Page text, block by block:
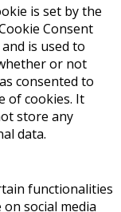
is set by the
Consent
is used to
or not
consented to
of cookies. It
store any
data.
functionalities
social media